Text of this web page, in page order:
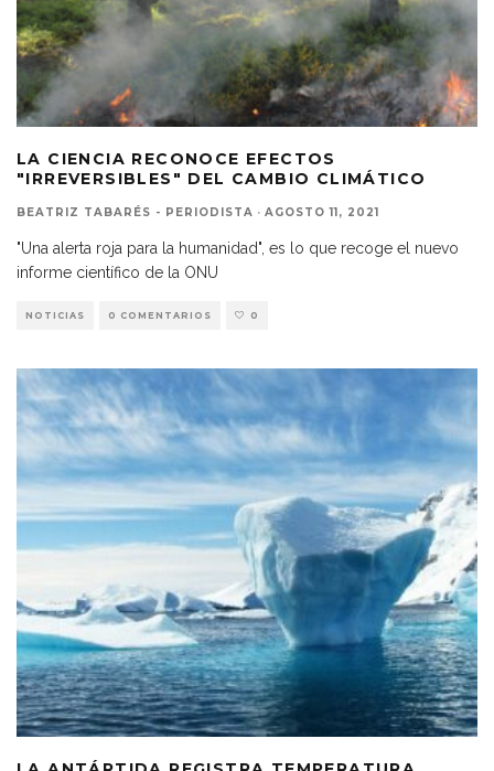
LA CIENCIA RECONOCE EFECTOS
"IRREVERSIBLES" DEL CAMBIO CLIMÁTICO
BEATRIZ TABARÉS - PERIODISTA · AGOSTO 11, 2021
"Una alerta roja para la humanidad", es lo que recoge el nuevo
informe científico de la ONU
NOTICIAS 0 COMENTARIOS 0